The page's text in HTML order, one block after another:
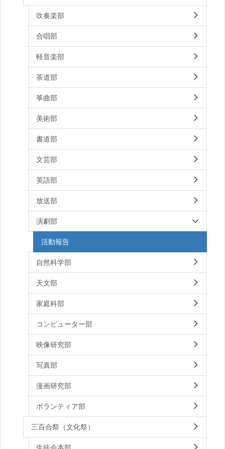
吹奏楽部
合唱部
軽音楽部
茶道部
筝曲部
美術部
書道部
文芸部
英語部
放送部
演劇部
活動報告
自然科学部
天文部
家庭科部
コンピューター部
映像研究部
写真部
漫画研究部
ボランティア部
三百合祭（文化祭）